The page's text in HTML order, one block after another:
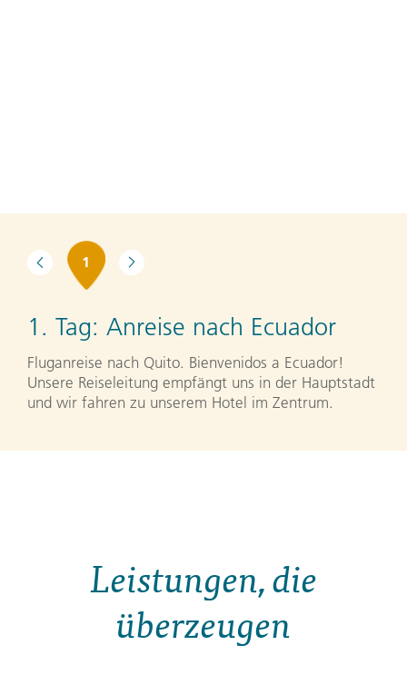
1
1. Tag: Anreise nach Ecuador
Fluganreise nach Quito. Bienvenidos a Ecuador!
Unsere Reiseleitung empfängt uns in der Hauptstadt
und wir fahren zu unserem Hotel im Zentrum.
Leistungen, die
überzeugen